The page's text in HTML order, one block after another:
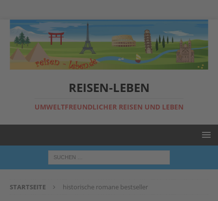
REISEN-LEBEN
UMWELTFREUNDLICHER REISEN UND LEBEN
STARTSEITE historische romane bestseller